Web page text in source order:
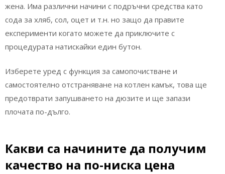
жена. Има различни начини с подръчни средства като
сода за хляб, сол, оцет и т.н. но защо да правите
експерименти когато можете да приключите с
процедурата натискайки един бутон.
Изберете уред с функция за самопочистване и
самостоятелно отстраняване на котлен камък, това ще
предотврати запушването на дюзите и ще запази
плочата по-дълго.
Какви са начините да получим
качество на по-ниска цена